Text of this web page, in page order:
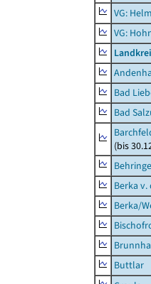
VG:
VG:
Bad
Bad
(bis
Berka v.
Berka/
Buttlar